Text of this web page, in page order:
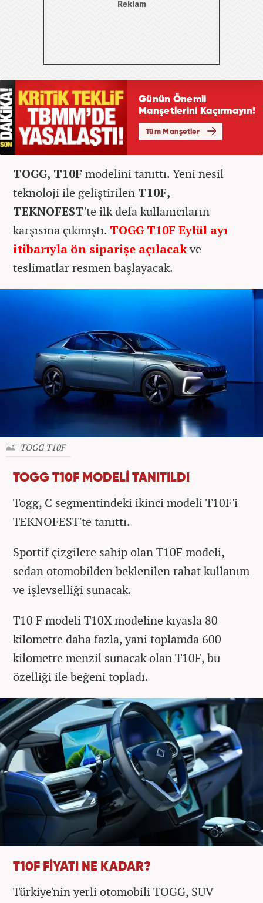
TOGG, T10Fmodelini tanıttı. Yeni nesil
teknoloji ile geliştirilen T10F,
TEKNOFEST'te ilk defa kullanıcıların
karşısına çıkmıştı. TOGG T10F Eylül ayı
itibarıyla ön siparişe açılacakve
teslimatlar resmen başlayacak.
TOGG T10F
TOGG T10F MODELİ TANITILDI
Togg, C segmentindeki ikinci modeli T10F'i
TEKNOFEST'te tanıttı.
Sportif çizgilere sahip olan T10F modeli,
sedan otomobilden beklenilen rahat kullanım
ve işlevselliği sunacak.
T10 F modeli T10X modeline kıyasla 80
kilometre daha fazla, yani toplamda 600
kilometre menzil sunacak olan T10F, bu
özelliği ile beğeni topladı.
T10F FİYATI NE KADAR?
Türkiye'nin yerli otomobili TOGG, SUV